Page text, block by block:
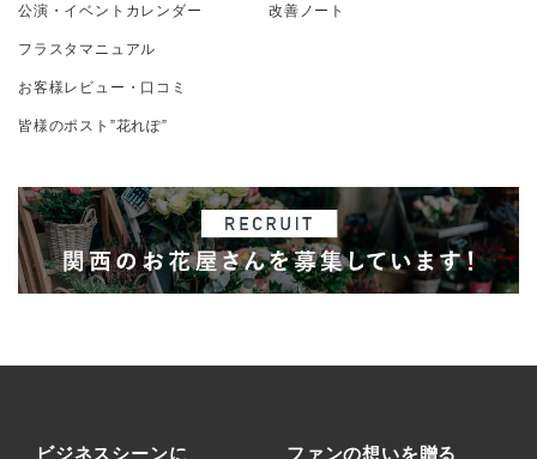
公演・イベントカレンダー
フラスタマニュアル
お客様レビュー・口コミ
皆様のポスト”花れぽ”
改善ノート
ビジネスシーンに
ファンの想いを贈る